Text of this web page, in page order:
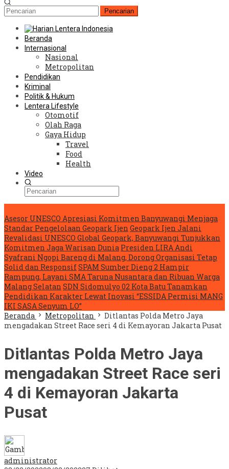
Pencarian
Beranda
Internasional
Nasional
Metropolitan
Pendidikan
Kriminal
Politik & Hukum
Lentera Lifestyle
Otomotif
Olah Raga
Gaya Hidup
Travel
Food
Health
Video
Asesor UNESCO Apresiasi Komitmen Banyuwangi Menjaga
Standar Pengelolaan Geopark Ijen Geopark Ijen Jalani
Revalidasi UNESCO Global Geopark, Banyuwangi Tunjukkan
Komitmen Jaga Warisan Dunia Presiden LIRA Andi
Syafrani Ngopi Bareng di Malang, Dorong Organisasi Tetap
Solid dan ResponsifSPAM Sumber Dieng 2 Hampir
Rampung, Layani SMA Taruna Nusantara dan Ribuan Warga
Malang Selatan SDN Sidomulyo 02 Kota Batu Tanamkan
Pendidikan Karakter Lewat Inovasi “ESSIDA Permisi MANG
IKI SASA Senyum LO”
Beranda
Metropolitan
Ditlantas Polda Metro Jaya
mengadakan Street Race seri 4 di Kemayoran Jakarta Pusat
Ditlantas Polda Metro Jaya
mengadakan Street Race seri
4 di Kemayoran Jakarta
Pusat
administrator